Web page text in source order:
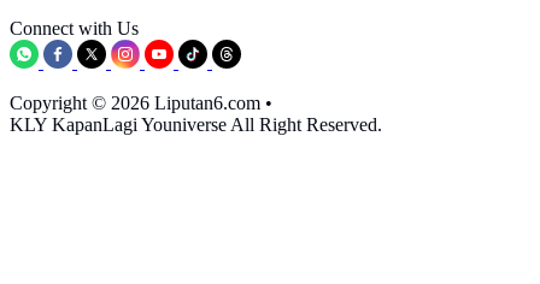
Connect with Us
Copyright © 2026 Liputan6.com •
KLY KapanLagi Youniverse All Right Reserved.